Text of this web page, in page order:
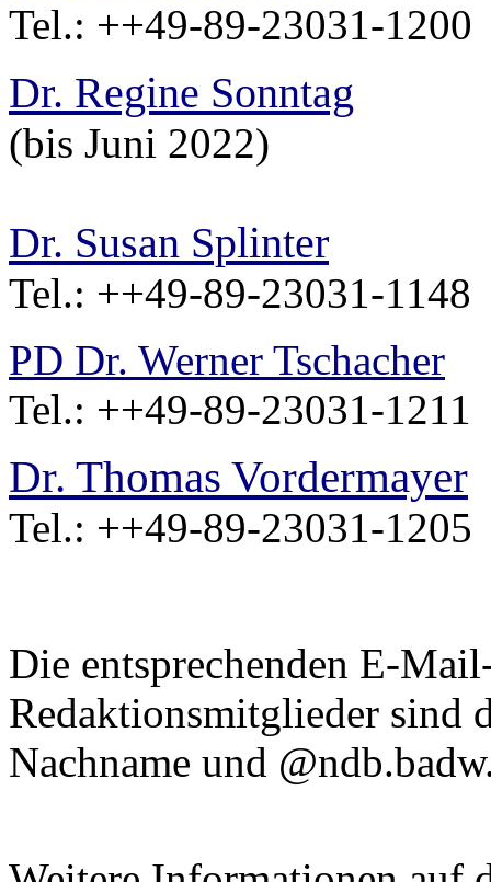
Tel.: ++49-89-23031-1200
Dr. Regine Sonntag
(bis Juni 2022)
Dr. Susan Splinter
Tel.: ++49-89-23031-1148
PD Dr. Werner Tschacher
Tel.: ++49-89-23031-1211
Dr. Thomas Vordermayer
Tel.: ++49-89-23031-1205
Die entsprechenden E-
Redaktionsmitglieder sind
Nachname und